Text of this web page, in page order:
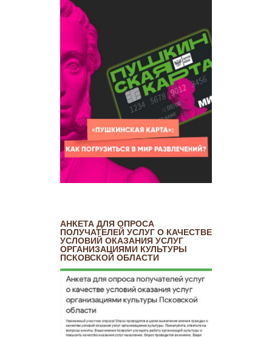
АНКЕТА ДЛЯ ОПРОСА
ПОЛУЧАТЕЛЕЙ УСЛУГ О КАЧЕСТВЕ
УСЛОВИЙ ОКАЗАНИЯ УСЛУГ
ОРГАНИЗАЦИЯМИ КУЛЬТУРЫ
ПСКОВСКОЙ ОБЛАСТИ